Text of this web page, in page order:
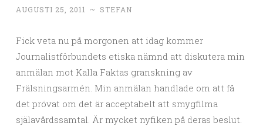
AUGUSTI 25, 2011 ~ STEFAN
Fick veta nu på morgonen att idag kommer
Journalistförbundets etiska nämnd att diskutera min
anmälan mot Kalla Faktas granskning av
Frälsningsarmén. Min anmälan handlade om att få
det prövat om det är acceptabelt att smygfilma
själavårdssamtal. Är mycket nyfiken på deras beslut.